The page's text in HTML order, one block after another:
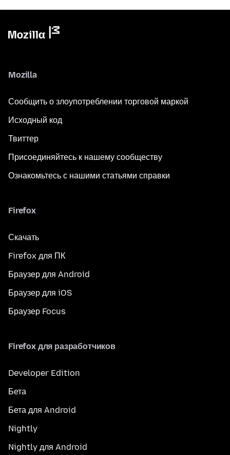
Mozilla
Сообщить о злоупотреблении торговой маркой
Исходный код
Твиттер
Присоединяйтесь к нашему сообществу
Ознакомьтесь с нашими статьями справки
Firefox
Скачать
Firefox для ПК
Браузер для Android
Браузер для iOS
Браузер Focus
Firefox для разработчиков
Developer Edition
Бета
Бета для Android
Nightly
Nightly для Android